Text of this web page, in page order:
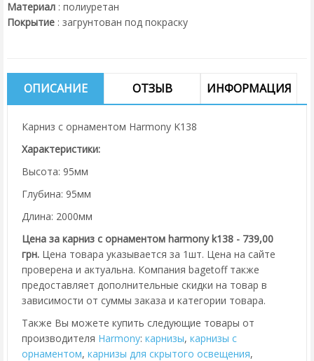
Материал : полиуретан
Покрытие : загрунтован под покраску
ОПИСАНИЕ ОТЗЫВ ИНФОРМАЦИЯ
Карниз с орнаментом Harmony K138
Характеристики:
Высота: 95мм
Глубина: 95мм
Длина: 2000мм
Цена за карниз с орнаментом harmony k138 - 739,00
грн. Цена товара указывается за 1шт. Цена на сайте
проверена и актуальна. Компания bagetoff также
предоставляет дополнительные скидки на товар в
зависимости от суммы заказа и категории товара.
Также Вы можете купить следующие товары от
производителя Harmony: карнизы, карнизы с
орнаментом, карнизы для скрытого освещения,